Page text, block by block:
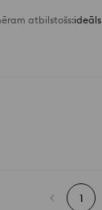
atbilstošs:ideāls
1